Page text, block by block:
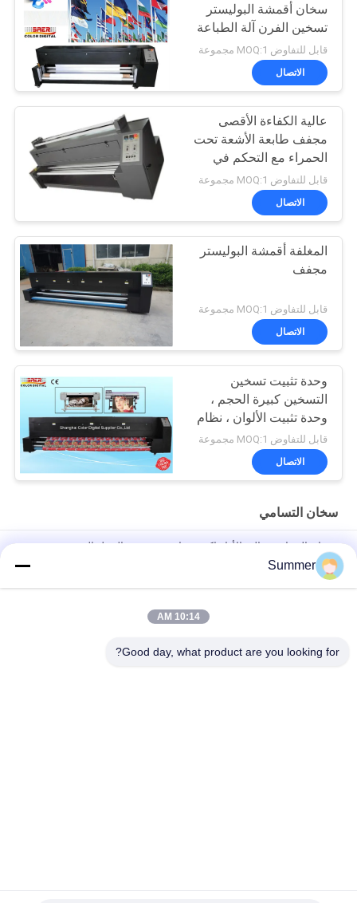
سخان أقمشة البوليستر
تسخين الفرن آلة الطباعة
قابل للتفاوض MOQ:1 مجموعة
الاتصال
عالية الكفاءة الأقصى
مجفف طابعة الأشعة تحت
الحمراء مع التحكم في
التوتر الرقمية
قابل للتفاوض MOQ:1 مجموعة
الاتصال
المغلفة أقمشة البوليستر
مجفف
قابل للتفاوض MOQ:1 مجموعة
الاتصال
وحدة تثبيت تسخين
التسخين كبيرة الحجم ،
وحدة تثبيت الألوان ، نظام
التغذية التلقائية
قابل للتفاوض MOQ:1 مجموعة
الاتصال
سخان التسامي
سخان التسامي عالي الأداء اكتب مباشرة سرعة العمل الموحدة
حرارة عالية
وحدة تنسيق تسخين بالألوان للتسخين الحراري ذات الحجم الكبير للتغذية
Summer
10:14 AM
Good day, what product are you looking for?